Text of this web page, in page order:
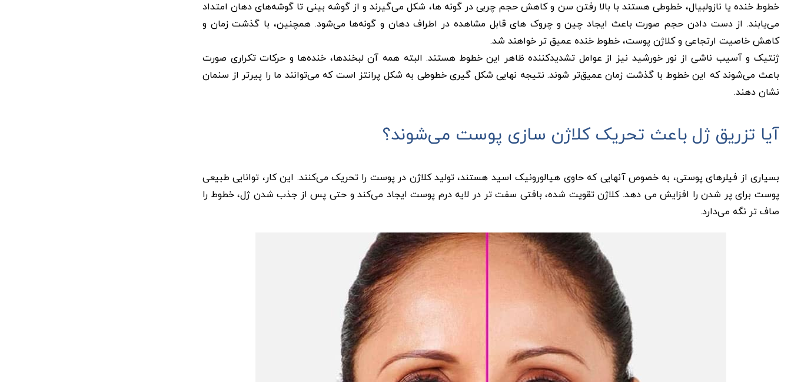
خطوط خنده یا نازولبیال، خطوطی هستند با بالا رفتن سن و کاهش حجم چربی در گونه ‌ها، شکل می‌گیرند و از گوشه بینی تا گوشه‌‌های دهان امتداد
می‌‌یابند. از دست دادن حجم صورت باعث ایجاد چین و چروک‌ های قابل مشاهده در اطراف دهان و گونه‌‌ها می‌‌شود. همچنین، با گذشت زمان و
کاهش خاصیت ارتجاعی و کلاژن پوست، خطوط خنده عمیق‌ تر خواهند شد.
ژنتیک و آسیب ناشی از نور خورشید نیز از عوامل تشدیدکننده ظاهر این خطوط هستند. البته همه آن لبخندها، خنده‌ها و حرکات تکراری صورت
باعث می‌‌شوند که این خطوط با گذشت زمان عمیق‌تر شوند. نتیجه نهایی شکل گیری خطوطی به شکل پرانتز است که می‌توانند ما را پیرتر از سنمان
نشان دهند.
آیا تزریق ژل باعث تحریک کلاژن‌ سازی پوست می‌شوند؟
بسیاری از فیلرهای پوستی، به خصوص آنهایی که حاوی هیالورونیک اسید هستند، تولید کلاژن در پوست را تحریک می‌‌کنند. این کار، توانایی طبیعی
پوست برای پر شدن را افزایش می ‌دهد. کلاژن تقویت ‌شده، بافتی سفت ‌تر در لایه‌ درم پوست ایجاد می‌‌کند و حتی پس از جذب شدن ژل، خطوط را
صاف تر نگه می‌دارد.